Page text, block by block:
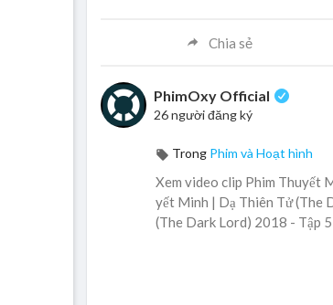
Chia sẻ
PhimOxy Official
26 người đăng ký
Trong Phim và Hoạt hình
Xem video clip Phim Thuyết
yết Minh | Dạ Thiên Tử (The
(The Dark Lord) 2018 - Tập